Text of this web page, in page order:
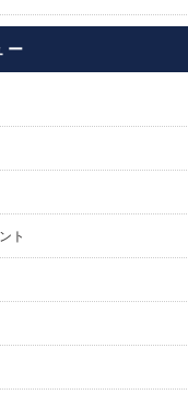
ー
ト